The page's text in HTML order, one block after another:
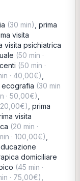
(30 min) prima
visita
visita psichiatrica
(50 min ·
(50 min ·
· 40,00€)
ecografia (30 min
· 50,00€)
prima
visita
(20 min ·
· 100,00€)
domiciliare
(45 min ·
· 75,00€)